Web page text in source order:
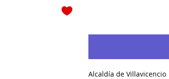
Alcaldía de Villavicencio